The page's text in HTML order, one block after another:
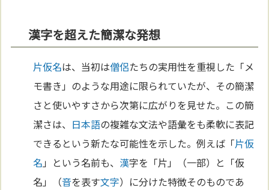
漢字を超えた簡潔な発想
片仮名は、当初は僧侶たちの実用性を重視した「メ
モ書き」のような用途に限られていたが、その簡潔
さと使いやすさから次第に広がりを見せた。この簡
潔さは、 日本語の複雑な文法や語彙をも柔軟に表記
できるという新たな可能性を示した。例えば「片仮
名 」という名前も、 漢字を「片」（一部）と「仮
名」（音を表す文字）に分けた特徴そのものであ